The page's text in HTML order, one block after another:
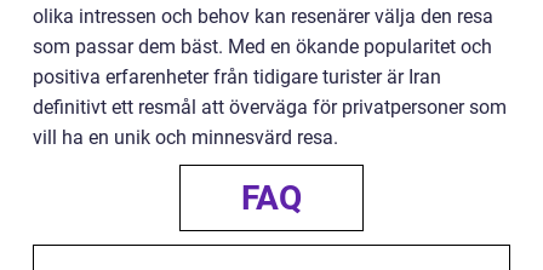
olika intressen och behov kan resenärer välja den resa
som passar dem bäst. Med en ökande popularitet och
positiva erfarenheter från tidigare turister är Iran
definitivt ett resmål att överväga för privatpersoner som
vill ha en unik och minnesvärd resa.
FAQ